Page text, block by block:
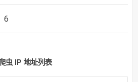
6
虫 IP 地址列表